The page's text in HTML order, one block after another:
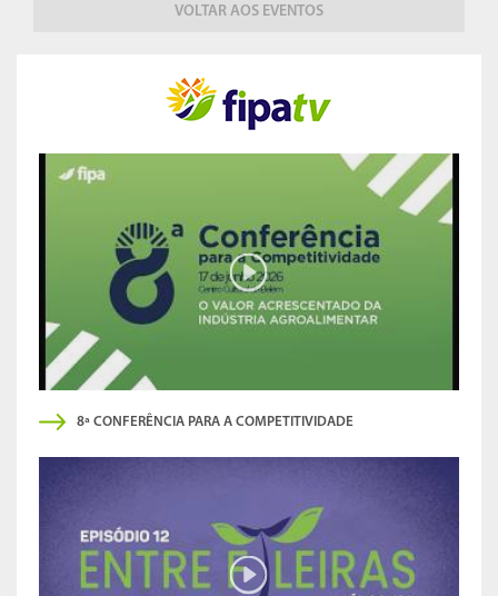
VOLTAR AOS EVENTOS
8ª CONFERÊNCIA PARA A COMPETITIVIDADE